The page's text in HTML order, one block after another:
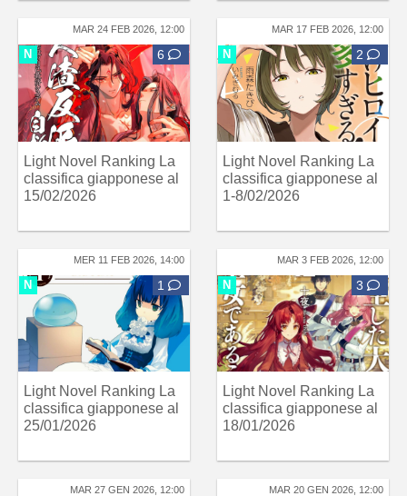
MAR 24 FEB 2026, 12:00
N 6
Light Novel Ranking La
classifica giapponese al
15/02/2026
MAR 17 FEB 2026, 12:00
N 2
Light Novel Ranking La
classifica giapponese al
1-8/02/2026
MER 11 FEB 2026, 14:00
N 1
Light Novel Ranking La
classifica giapponese al
25/01/2026
MAR 3 FEB 2026, 12:00
N 3
Light Novel Ranking La
classifica giapponese al
18/01/2026
MAR 27 GEN 2026, 12:00 MAR 20 GEN 2026, 12:00